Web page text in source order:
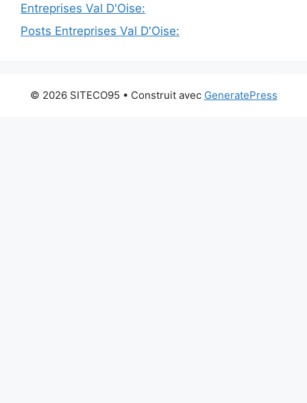
Entreprises Val D'Oise:
Posts Entreprises Val D'Oise:
© 2026 SITECO95 • Construit avec GeneratePress